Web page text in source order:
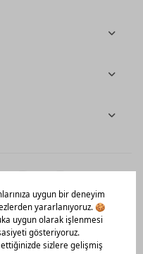
Hemen İndir!